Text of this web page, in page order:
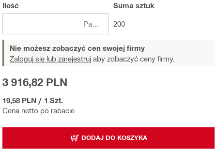
Ilość Suma sztuk
200
Nie możesz zobaczyć cen swojej firmy
Zaloguj się lub zarejestruj aby zobaczyć ceny firmy.
Cena netto po rabacie
3 916,82 PLN
19,58 PLN / 1 Szt.
DODAJ DO KOSZYKA